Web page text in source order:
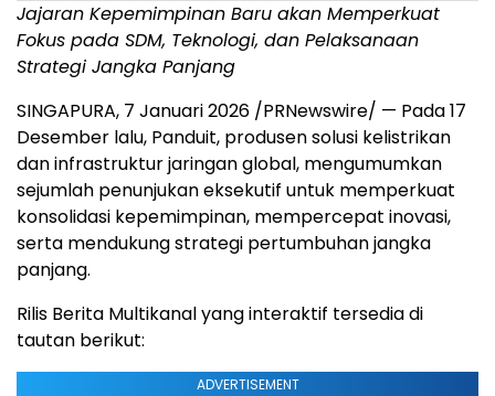
Jajaran Kepemimpinan Baru akan Memperkuat
Fokus pada SDM, Teknologi, dan Pelaksanaan
Strategi Jangka Panjang
SINGAPURA, 7 Januari 2026 /PRNewswire/ — Pada 17
Desember lalu, Panduit, produsen solusi kelistrikan
dan infrastruktur jaringan global, mengumumkan
sejumlah penunjukan eksekutif untuk memperkuat
konsolidasi kepemimpinan, mempercepat inovasi,
serta mendukung strategi pertumbuhan jangka
panjang.
Rilis Berita Multikanal yang interaktif tersedia di
tautan berikut:
ADVERTISEMENT